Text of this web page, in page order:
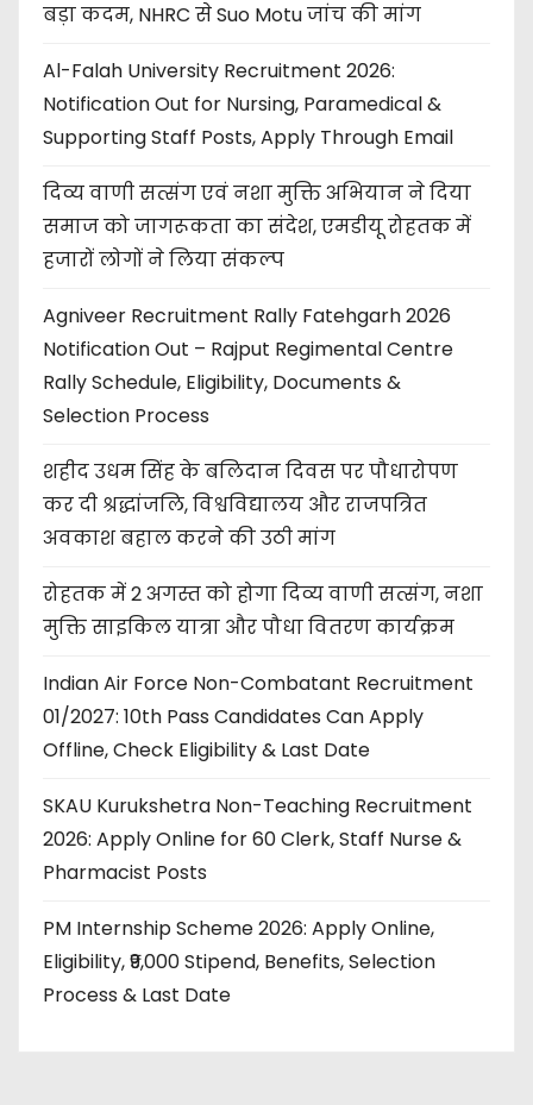
बड़ा कदम, NHRC से Suo Motu जांच की मांग
Al-Falah University Recruitment 2026:
Notification Out for Nursing, Paramedical &
Supporting Staff Posts, Apply Through Email
दिव्य वाणी सत्संग एवं नशा मुक्ति अभियान ने दिया
समाज को जागरूकता का संदेश, एमडीयू रोहतक में
हजारों लोगों ने लिया संकल्प
Agniveer Recruitment Rally Fatehgarh 2026
Notification Out – Rajput Regimental Centre
Rally Schedule, Eligibility, Documents &
Selection Process
शहीद उधम सिंह के बलिदान दिवस पर पौधारोपण
कर दी श्रद्धांजलि, विश्वविद्यालय और राजपत्रित
अवकाश बहाल करने की उठी मांग
रोहतक में 2 अगस्त को होगा दिव्य वाणी सत्संग, नशा
मुक्ति साइकिल यात्रा और पौधा वितरण कार्यक्रम
Indian Air Force Non-Combatant Recruitment
01/2027: 10th Pass Candidates Can Apply
Offline, Check Eligibility & Last Date
SKAU Kurukshetra Non-Teaching Recruitment
2026: Apply Online for 60 Clerk, Staff Nurse &
Pharmacist Posts
PM Internship Scheme 2026: Apply Online,
Eligibility, ₹9,000 Stipend, Benefits, Selection
Process & Last Date